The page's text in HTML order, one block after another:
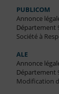
PUBLICOM
Annonce
Département
Société à
ALE
Annonce
Département
Modification